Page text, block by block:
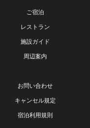
ご宿泊
レストラン
施設ガイド
周辺案内
お問い合わせ
キャンセル規定
宿泊利用規則